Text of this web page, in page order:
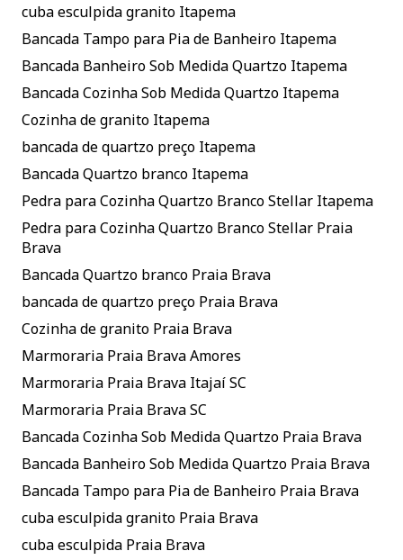
cuba esculpida granito Itapema
Bancada Tampo para Pia de Banheiro Itapema
Bancada Banheiro Sob Medida Quartzo Itapema
Bancada Cozinha Sob Medida Quartzo Itapema
Cozinha de granito Itapema
bancada de quartzo preço Itapema
Bancada Quartzo branco Itapema
Pedra para Cozinha Quartzo Branco Stellar Itapema
Pedra para Cozinha Quartzo Branco Stellar Praia
Brava
Bancada Quartzo branco Praia Brava
bancada de quartzo preço Praia Brava
Cozinha de granito Praia Brava
Marmoraria Praia Brava Amores
Marmoraria Praia Brava Itajaí SC
Marmoraria Praia Brava SC
Bancada Cozinha Sob Medida Quartzo Praia Brava
Bancada Banheiro Sob Medida Quartzo Praia Brava
Bancada Tampo para Pia de Banheiro Praia Brava
cuba esculpida granito Praia Brava
cuba esculpida Praia Brava